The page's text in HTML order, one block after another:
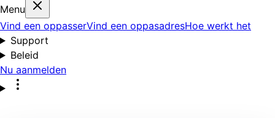
Menu
Vind een oppasserVind een oppasadresHoe werkt het
Support
Beleid
Nu aanmelden